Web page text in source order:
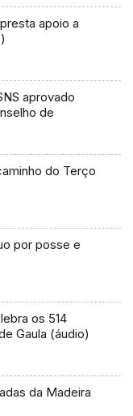
apoio a
aprovado
de
do Terço
por posse e
os 514
Gaula (áudio)
da Madeira